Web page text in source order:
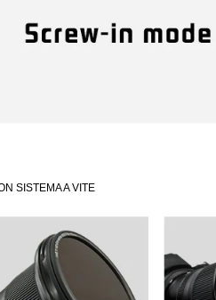
SISTEMA A VITE